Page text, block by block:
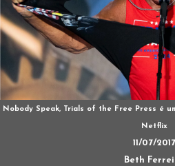
Nobody Speak, Trials of the Free Press é
Netflix
11/07/2017
Beth